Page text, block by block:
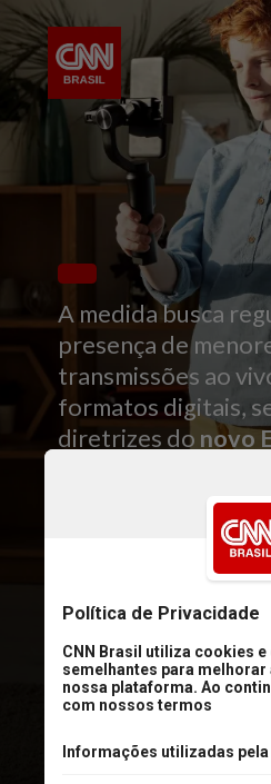
A medida busca
presença de
transmissões ao
formatos digitais,
diretrizes do novo